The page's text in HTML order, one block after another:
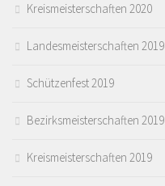
Kreismeisterschaften 2020
Landesmeisterschaften 2019
Schützenfest 2019
Bezirksmeisterschaften 2019
Kreismeisterschaften 2019